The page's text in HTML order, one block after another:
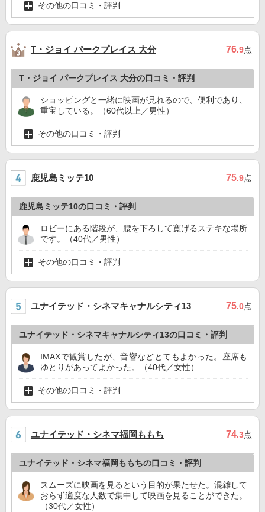
その他の口コミ・評判
T・ジョイ パークプレイス 大分 76.9点
T・ジョイ パークプレイス 大分の口コミ・評判
ショッピングと一緒に映画が見れるので、便利であり、
重宝している。（60代以上／男性）
その他の口コミ・評判
鹿児島ミッテ10 75.9点
鹿児島ミッテ10の口コミ・評判
ロビーにある階段が、腰を下ろして寛げるステキな場所
です。（40代／男性）
その他の口コミ・評判
ユナイテッド・シネマキャナルシティ13 75.0点
ユナイテッド・シネマキャナルシティ13の口コミ・評判
IMAXで観賞したが、音響などとてもよかった。座席も
ゆとりがあってよかった。（40代／女性）
その他の口コミ・評判
ユナイテッド・シネマ福岡ももち 74.3点
ユナイテッド・シネマ福岡ももちの口コミ・評判
スムーズに映画を見るという目的が果たせた。混雑して
おらず適度な人数で集中して映画を見ることができた。
（30代／女性）